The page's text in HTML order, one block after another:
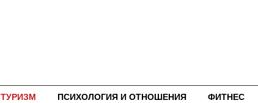
ТУРИЗМ ПСИХОЛОГИЯ И ОТНОШЕНИЯ ФИТНЕС